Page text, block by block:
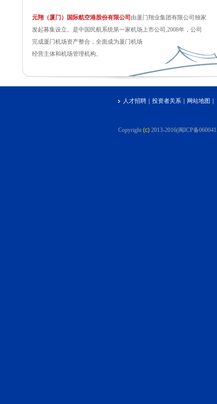
元翔（厦门）国际航空港股份有限公司 由厦门翔业集团有限公司独家
发起募集设立。是中国民航系统第一家机场上市公司,2008年，公司
完成厦门机场资产整合，全面成为厦门机场
经营主体和机场管理机构。
人才招聘 投资者关系 网站地图
Copyright (c) 2013-2016(闽ICP备